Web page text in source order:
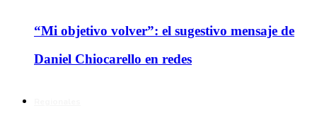
“Mi objetivo volver”: el sugestivo mensaje de
Daniel Chiocarello en redes